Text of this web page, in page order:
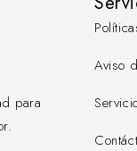
para
Aviso